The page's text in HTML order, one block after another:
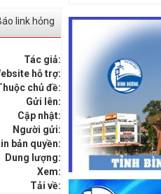
link hỏng
Tác giả:
hỗ trợ:
chủ đề:
Gửi lên:
Cập nhật:
Người gửi:
bản quyền:
Dung lượng:
Xem:
Tải về: